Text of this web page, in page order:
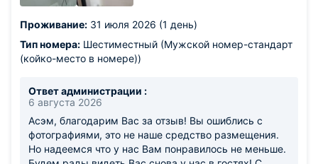
Проживание: 31 июля 2026 (1 день)
Тип номера: Шестиместный (Мужской номер-стандарт
(койко-место в номере))
Ответ администрации :
6 августа 2026
Асэм, благодарим Вас за отзыв! Вы ошиблись с
фотографиями, это не наше средство размещения.
Но надеемся что у нас Вам понравилось не меньше.